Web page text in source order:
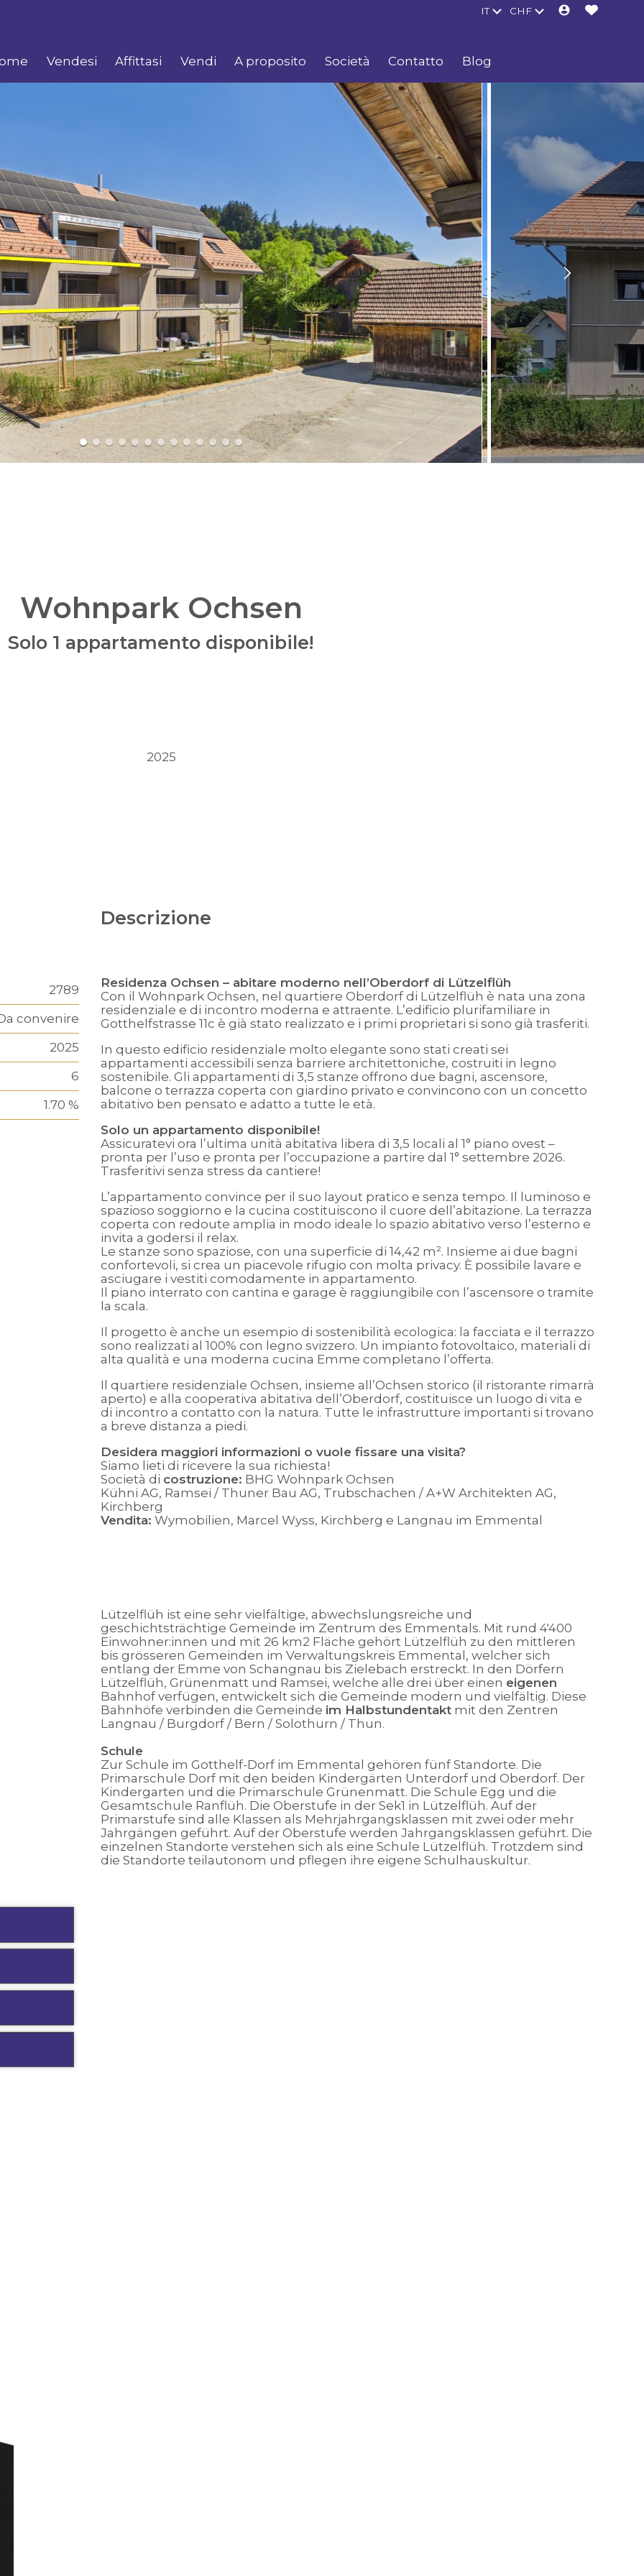
Vendesi Affittasi Vendi A proposito Società Contatto Blog
CHF
IT
Wohnpark Ochsen
Solo 1 appartamento disponibile!
2025
2789
convenire
2025
6
1.70 %
Descrizione
Residenza Ochsen – abitare moderno nell’Oberdorf di Lützelflüh
Con il Wohnpark Ochsen, nel quartiere Oberdorf di Lützelflüh è nata una zona
residenziale e di incontro moderna e attraente. L’edificio plurifamiliare in
Gotthelfstrasse 11c è già stato realizzato e i primi proprietari si sono già trasferiti.
In questo edificio residenziale molto elegante sono stati creati sei
appartamenti accessibili senza barriere architettoniche, costruiti in legno
sostenibile. Gli appartamenti di 3,5 stanze offrono due bagni, ascensore,
balcone o terrazza coperta con giardino privato e convincono con un concetto
abitativo ben pensato e adatto a tutte le età.
Solo un appartamento disponibile!
Assicuratevi ora l’ultima unità abitativa libera di 3,5 locali al 1° piano ovest –
pronta per l’uso e pronta per l’occupazione a partire dal 1° settembre 2026.
Trasferitivi senza stress da cantiere!
L’appartamento convince per il suo layout pratico e senza tempo. Il luminoso e
spazioso soggiorno e la cucina costituiscono il cuore dell’abitazione. La terrazza
coperta con redoute amplia in modo ideale lo spazio abitativo verso l’esterno e
invita a godersi il relax.
Le stanze sono spaziose, con una superficie di 14,42 m². Insieme ai due bagni
confortevoli, si crea un piacevole rifugio con molta privacy. È possibile lavare e
asciugare i vestiti comodamente in appartamento.
Il piano interrato con cantina e garage è raggiungibile con l’ascensore o tramite
la scala.
Il progetto è anche un esempio di sostenibilità ecologica: la facciata e il terrazzo
sono realizzati al 100% con legno svizzero. Un impianto fotovoltaico, materiali di
alta qualità e una moderna cucina Emme completano l’offerta.
Il quartiere residenziale Ochsen, insieme all’Ochsen storico (il ristorante rimarrà
aperto) e alla cooperativa abitativa dell’Oberdorf, costituisce un luogo di vita e
di incontro a contatto con la natura. Tutte le infrastrutture importanti si trovano
a breve distanza a piedi.
Desidera maggiori informazioni o vuole fissare una visita?
Siamo lieti di ricevere la sua richiesta!
Società di costruzione: BHG Wohnpark Ochsen
Kühni AG, Ramsei / Thuner Bau AG, Trubschachen / A+W Architekten AG,
Kirchberg
Vendita: Wymobilien, Marcel Wyss, Kirchberg e Langnau im Emmental
Lützelflüh ist eine sehr vielfältige, abwechslungsreiche und
geschichtsträchtige Gemeinde im Zentrum des Emmentals. Mit rund 4'400
Einwohner:innen und mit 26 km2 Fläche gehört Lützelflüh zu den mittleren
bis grösseren Gemeinden im Verwaltungskreis Emmental, welcher sich
entlang der Emme von Schangnau bis Zielebach erstreckt. In den Dörfern
Lützelflüh, Grünenmatt und Ramsei, welche alle drei über einen eigenen
Bahnhof verfügen, entwickelt sich die Gemeinde modern und vielfältig. Diese
Bahnhöfe verbinden die Gemeinde im Halbstundentaktmit den Zentren
Langnau / Burgdorf / Bern / Solothurn / Thun.
Schule
Zur Schule im Gotthelf-Dorf im Emmental gehören fünf Standorte. Die
Primarschule Dorf mit den beiden Kindergärten Unterdorf und Oberdorf. Der
Kindergarten und die Primarschule Grünenmatt. Die Schule Egg und die
Gesamtschule Ranflüh. Die Oberstufe in der Sek1 in Lützelflüh. Auf der
Primarstufe sind alle Klassen als Mehrjahrgangsklassen mit zwei oder mehr
Jahrgängen geführt. Auf der Oberstufe werden Jahrgangsklassen geführt. Die
einzelnen Standorte verstehen sich als eine Schule Lützelflüh. Trotzdem sind
die Standorte teilautonom und pflegen ihre eigene Schulhauskultur.